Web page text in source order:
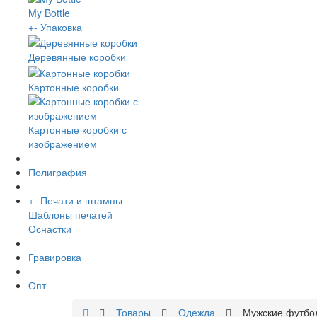
My Bottle
+- Упаковка
Деревянные коробки
Картонные коробки
Картонные коробки с
изображением
Полиграфия
+- Печати и штампы
Шаблоны печатей
Оснастки
Гравировка
Опт
Товары
Одежда Мужские